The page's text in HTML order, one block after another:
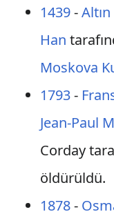
1439-
Han
Moskova
1793-
Jean-Paul
Corday
öldürüldü.
1878-